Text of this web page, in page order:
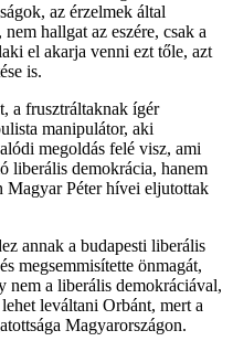
az érzelmek által
hallgat az eszére, csak a
el akarja venni ezt tőle, azt
is.
a frusztráltaknak ígér
manipulátor, aki
megoldás felé visz, ami
liberális demokrácia, hanem
Magyar Péter hívei eljutottak
annak a budapesti liberális
megsemmisítette önmagát,
nem a liberális demokráciával,
leváltani Orbánt, mert a
Magyarországon.